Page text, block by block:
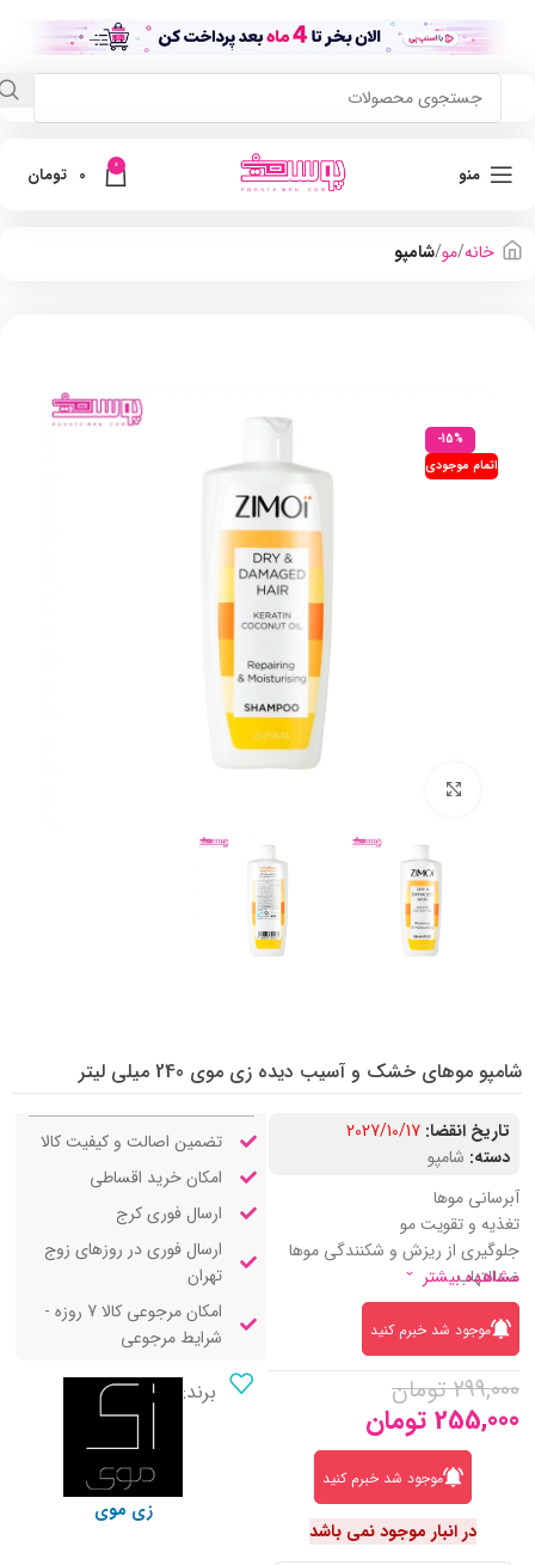
منو 0
0 تومان
خانه مو شامپو
-15%
اتمام موجودی
شامپو موهای خشک و آسیب دیده زی موی 240 میلی لیتر
تاریخ انقضا: 2027/10/17
دسته: شامپو
آبرسانی موها
تغذیه و تقویت مو
جلوگیری از ریزش و شکنندگی موها
ضدالتهاب
مشاهده بیشتر
موجود شد خبرم کنید
299,000 تومان
255,000 تومان
موجود شد خبرم کنید
در انبار موجود نمی باشد
تضمین اصالت و کیفیت کالا
امکان خرید اقساطی
ارسال فوری کرج
ارسال فوری در روزهای زوج
تهران
امکان مرجوعی کالا 7 روزه -
شرایط مرجوعی
برند:
زی موی